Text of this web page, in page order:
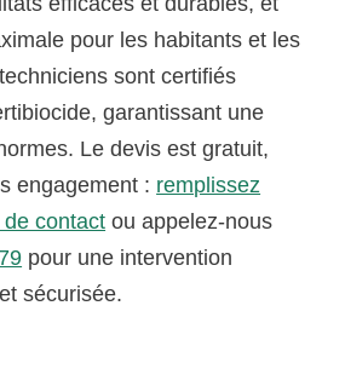
pour les habitants et les
sont certifiés
garantissant une
Le devis est gratuit,
engagement : remplissez
contact ou appelez-nous
pour une intervention
sécurisée.